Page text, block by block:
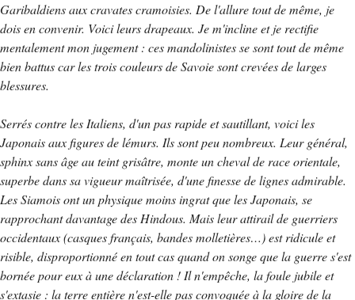
Garibaldiens aux cravates cramoisies. De l'allure tout de même, je
dois en convenir. Voici leurs drapeaux. Je m'incline et je rectifie
mentalement mon jugement : ces mandolinistes se sont tout de même
bien battus car les trois couleurs de Savoie sont crevées de larges
blessures.
Serrés contre les Italiens, d'un pas rapide et sautillant, voici les
Japonais aux figures de lémurs. Ils sont peu nombreux. Leur général,
sphinx sans âge au teint grisâtre, monte un cheval de race orientale,
superbe dans sa vigueur maîtrisée, d'une finesse de lignes admirable.
Les Siamois ont un physique moins ingrat que les Japonais, se
rapprochant davantage des Hindous. Mais leur attirail de guerriers
occidentaux (casques français, bandes molletières…) est ridicule et
risible, disproportionné en tout cas quand on songe que la guerre s'est
bornée pour eux à une déclaration ! Il n'empêche, la foule jubile et
s'extasie : la terre entière n'est-elle pas convoquée à la gloire de la